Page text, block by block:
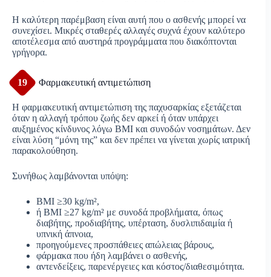
Η καλύτερη παρέμβαση είναι αυτή που ο ασθενής μπορεί να
συνεχίσει. Μικρές σταθερές αλλαγές συχνά έχουν καλύτερο
αποτέλεσμα από αυστηρά προγράμματα που διακόπτονται
γρήγορα.
19 Φαρμακευτική αντιμετώπιση
Η φαρμακευτική αντιμετώπιση της παχυσαρκίας εξετάζεται
όταν η αλλαγή τρόπου ζωής δεν αρκεί ή όταν υπάρχει
αυξημένος κίνδυνος λόγω BMI και συνοδών νοσημάτων. Δεν
είναι λύση “μόνη της” και δεν πρέπει να γίνεται χωρίς ιατρική
παρακολούθηση.
Συνήθως λαμβάνονται υπόψη:
BMI ≥30 kg/m²,
ή BMI ≥27 kg/m² με συνοδά προβλήματα, όπως
διαβήτης, προδιαβήτης, υπέρταση, δυσλιπιδαιμία ή
υπνική άπνοια,
προηγούμενες προσπάθειες απώλειας βάρους,
φάρμακα που ήδη λαμβάνει ο ασθενής,
αντενδείξεις, παρενέργειες και κόστος/διαθεσιμότητα.